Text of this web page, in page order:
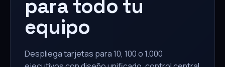
para todo tu
equipo
Despliega tarjetas para 10, 100 o 1.000